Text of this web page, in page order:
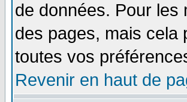
de données. Pour
des pages, mais cela
toutes vos
Revenir en haut de